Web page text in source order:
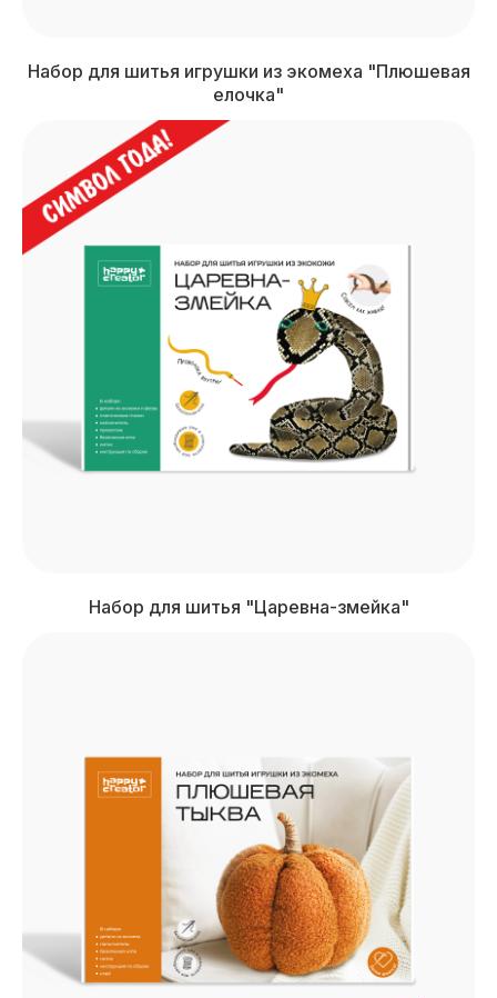
Набор для шитья игрушки из экомеха "Плюшевая
елочка"
Набор для шитья "Царевна-змейка"